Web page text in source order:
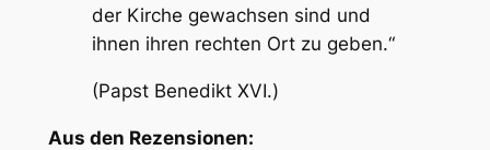
der Kirche gewachsen sind und
ihnen ihren rechten Ort zu geben.“
(Papst Benedikt XVI.)
Aus den Rezensionen: